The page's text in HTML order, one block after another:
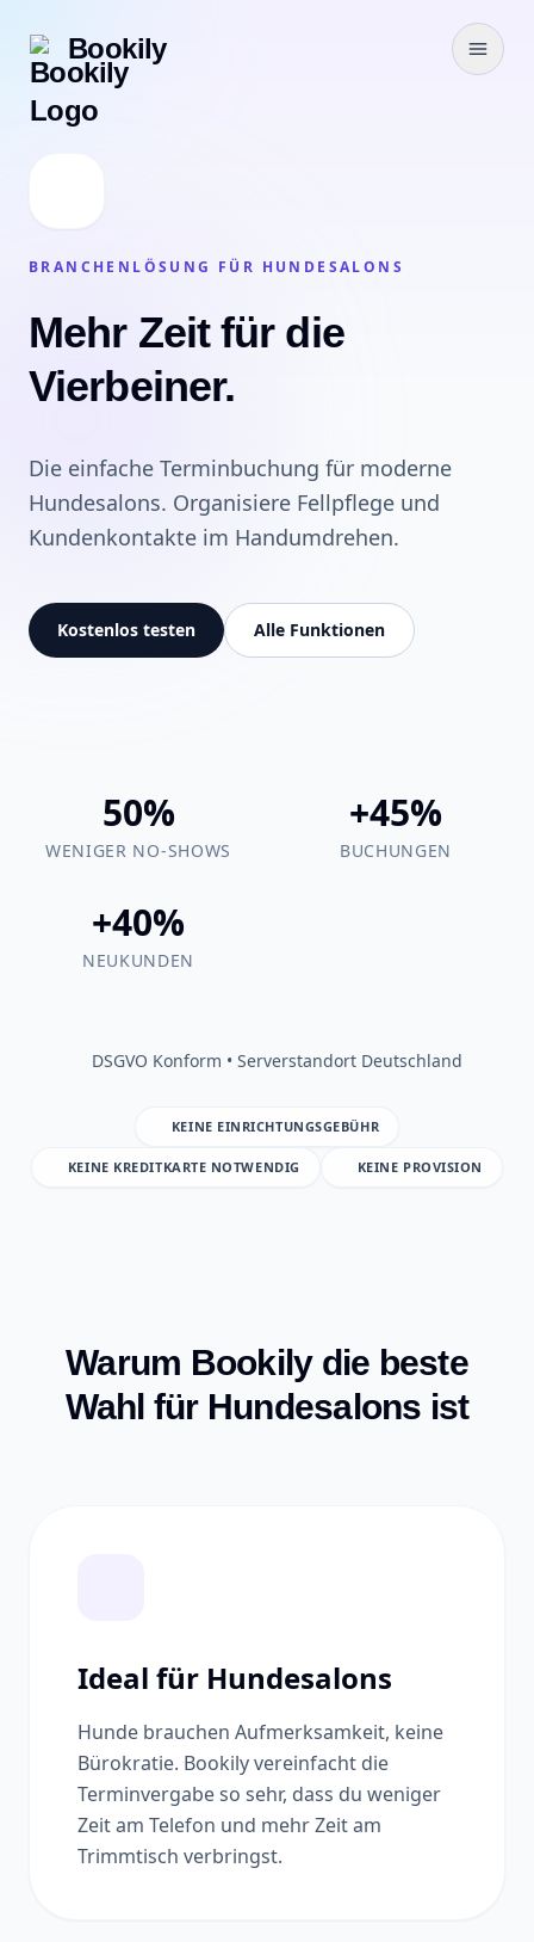
Bookily
BRANCHENLÖSUNG FÜR HUNDESALONS
Mehr Zeit für die
Vierbeiner.
Die einfache Terminbuchung für moderne
Hundesalons. Organisiere Fellpflege und
Kundenkontakte im Handumdrehen.
Kostenlos testen Alle Funktionen
50%
WENIGER NO-SHOWS
+45%
BUCHUNGEN
+40%
NEUKUNDEN
DSGVO Konform • Serverstandort Deutschland
KEINE EINRICHTUNGSGEBÜHR
KEINE KREDITKARTE NOTWENDIG KEINE PROVISION
Warum Bookily die beste
Wahl für Hundesalons ist
Ideal für Hundesalons
Hunde brauchen Aufmerksamkeit, keine
Bürokratie. Bookily vereinfacht die
Terminvergabe so sehr, dass du weniger
Zeit am Telefon und mehr Zeit am
Trimmtisch verbringst.